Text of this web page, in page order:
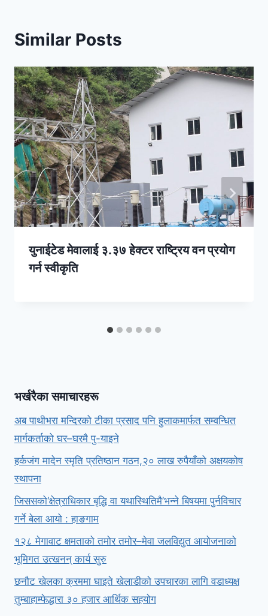
Similar Posts
युनाईटेड मेवालाई ३.३७ हेक्टर राष्ट्रिय वन प्रयोग
गर्न स्वीकृति
भर्खरैका समाचारहरू
अब पाथीभरा मन्दिरको टीका प्रसाद पनि हुलाकमार्फत सम्वन्धित
मार्गकर्ताको घर–घरमै पु-याइने
हर्कजंग मादेन स्मृति प्रतिष्ठान गठन,२० लाख रुपैयाँको अक्षयकोष
स्थापना
जिससको‘क्षेत्राधिकार बृद्धि वा यथास्थितिमै’भन्ने बिषयमा पुर्नविचार
गर्ने बेला आयो : हाङगाम
१२८ मेगावाट क्षमताको तमोर तमोर–मेवा जलविद्युत आयोजनाको
भूमिगत उत्खनन् कार्य सुरु
छनौट खेलका क्रममा घाइते खेलाडीको उपचारका लागि वडाध्यक्ष
तुम्बाहाम्फेद्धारा ३० हजार आर्थिक सहयोग